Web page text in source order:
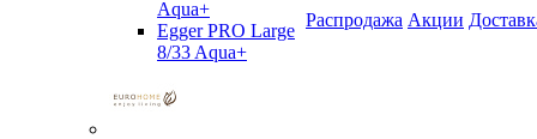
Aqua+
Egger PRO Large
8/33 Aqua+
Распродажа Акции